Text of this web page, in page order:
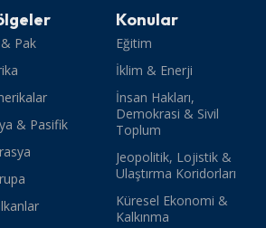
Pak
& Pasifik
Konular
Eğitim
İklim & Enerji
İnsan Hakları,
Demokrasi & Sivil
Toplum
Jeopolitik, Lojistik &
Ulaştırma Koridorları
Küresel Ekonomi &
Kalkınma